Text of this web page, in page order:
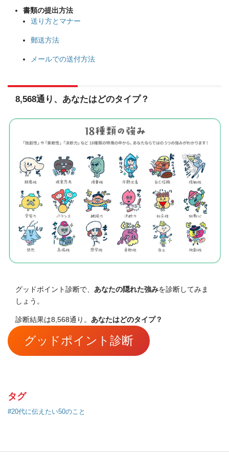
書類の提出方法
送り方とマナー
郵送方法
メールでの送付方法
8,568通り、あなたはどのタイプ？
グッドポイント診断で、 あなたの隠れた強みを診断してみま
しょう。
診断結果は8,568通り。 あなたはどのタイプ？
グッドポイント診断
タグ
#20代に伝えたい50のこと